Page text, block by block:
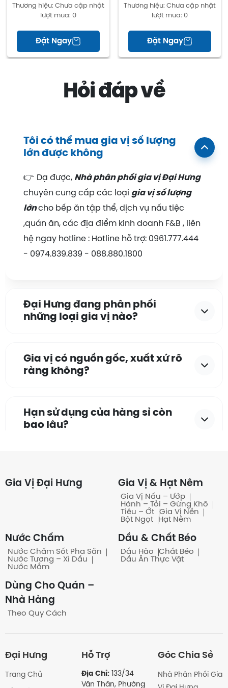
bạn. Hãy lựa chọn tương cà Đại Hưng để tô điểm
đầm ấm!
CAM KẾT:
CSKH 24/7 qua hotline và tin nhắn
Sản phẩm đảm bảo an toàn vệ sinh thực
Nhanh tay sắm ngay tương cà Đại Hưng hoặc
bộ 03 sản phẩm nước chấm Đại Hưng để nhận
nhiều ưu đãi khủng!
Chúng tôi luôn nỗ lực để cung cấp các sản
phẩm, dịch vụ mang đến trải nghiệm tốt nhất
cho Quý khách hàng. Xin chân thành cảm ơn
Hotline hỗ trợ: 0961.777.444 - 0974.839.839 -
088.880.1800
Thương hiệu: Chưa cập nhật
lượt mua: 0
Đặt Ngay
Thương hiệu: Chưa cập nhật
lượt mua: 0
Đặt Ngay
Hỏi đáp về
Tôi có thể mua gia vị số lượng
lớn được không
👉 Dạ được, Nhà phân phối gia vị Đại Hưng
chuyên cung cấp các loại gia vị số lượng
lớncho bếp ăn tập thể, dịch vụ nấu tiệc
,quán ăn, các địa điểm kinh doanh F&B , liên
hệ ngay hotline : Hotline hỗ trợ: 0961.777.444
- 0974.839.839 - 088.880.1800
Đại Hưng đang phân phối
những loại gia vị nào?
Gia vị có nguồn gốc, xuất xứ rõ
ràng không?
Hạn sử dụng của hàng sỉ còn
bao lâu?
nào?
Có bán theo bao/ thùng
không?
không?
Gia Vị Đại Hưng Gia Vị & Hạt Nêm
Gia Vị Nấu – Ướp
Hành – Tỏi – Gừng Khô
Tiêu – Ớt
Gia Vị Nền
Bột Ngọt
Hạt Nêm
Nước Chấm
Nước Chấm Sốt Pha Sẵn
Nước Tương – Xì Dầu
Nước Mắm
Dầu & Chất Béo
Dầu Hào
Chất Béo
Dầu Ăn Thực Vật
Dùng Cho Quán –
Nhà Hàng
Theo Quy Cách
Đại Hưng
Trang Chủ
Hỗ Trợ
Địa Chỉ:133/34
Văn Thân, Phường
Góc Chia Sẻ
Nhà Phân Phối Gia